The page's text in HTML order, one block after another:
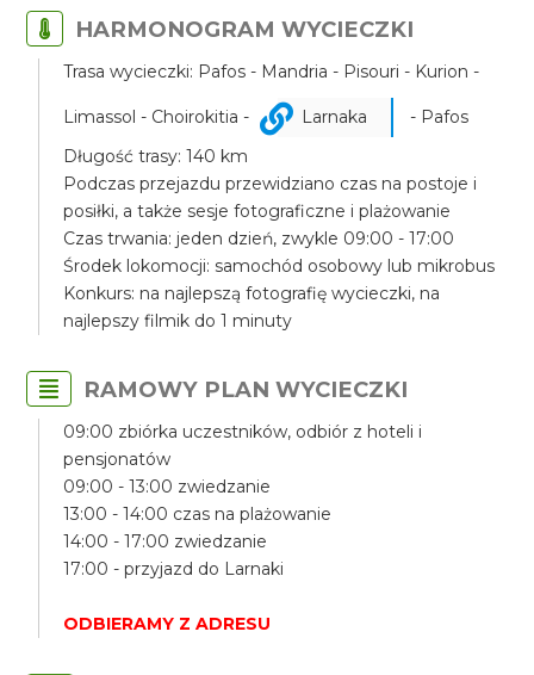
HARMONOGRAM WYCIECZKI
Trasa wycieczki: Pafos - Mandria - Pisouri - Kurion -
Limassol - Choirokitia - Larnaka
- Pafos
Długość trasy: 140 km
Podczas przejazdu przewidziano czas na postoje i
posiłki, a także sesje fotograficzne i plażowanie
Czas trwania: jeden dzień, zwykle 09:00 - 17:00
Środek lokomocji: samochód osobowy lub mikrobus
Konkurs: na najlepszą fotografię wycieczki, na
najlepszy filmik do 1 minuty
RAMOWY PLAN WYCIECZKI
09:00 zbiórka uczestników, odbiór z hoteli i
pensjonatów
09:00 - 13:00 zwiedzanie
13:00 - 14:00 czas na plażowanie
14:00 - 17:00 zwiedzanie
17:00 - przyjazd do Larnaki
ODBIERAMY Z ADRESU